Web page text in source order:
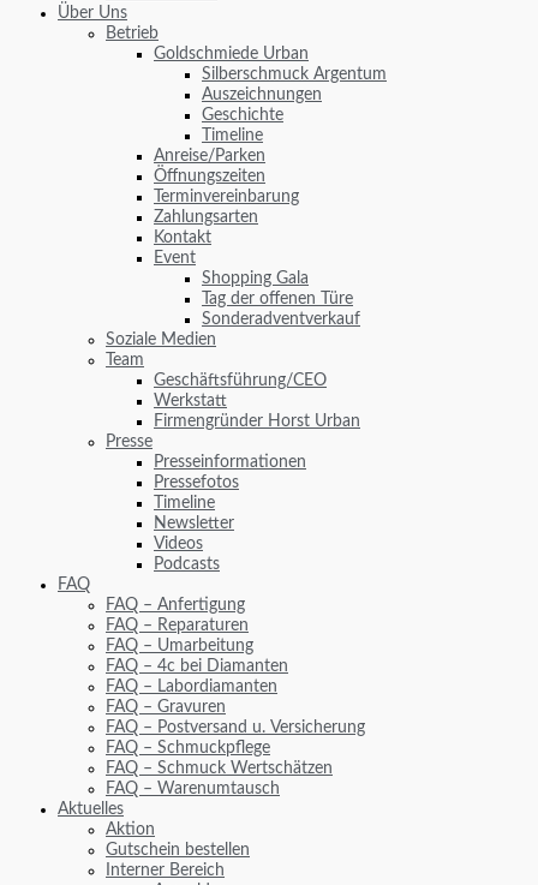
Über Uns
Betrieb
Goldschmiede Urban
Silberschmuck Argentum
Auszeichnungen
Geschichte
Timeline
Anreise/Parken
Öffnungszeiten
Terminvereinbarung
Zahlungsarten
Kontakt
Event
Shopping Gala
Tag der offenen Türe
Sonderadventverkauf
Soziale Medien
Team
Geschäftsführung/CEO
Werkstatt
Firmengründer Horst Urban
Presse
Presseinformationen
Pressefotos
Timeline
Newsletter
Videos
Podcasts
FAQ
FAQ – Anfertigung
FAQ – Reparaturen
FAQ – Umarbeitung
FAQ – 4c bei Diamanten
FAQ – Labordiamanten
FAQ – Gravuren
FAQ – Postversand u. Versicherung
FAQ – Schmuckpflege
FAQ – Schmuck Wertschätzen
FAQ – Warenumtausch
Aktuelles
Aktion
Gutschein bestellen
Interner Bereich